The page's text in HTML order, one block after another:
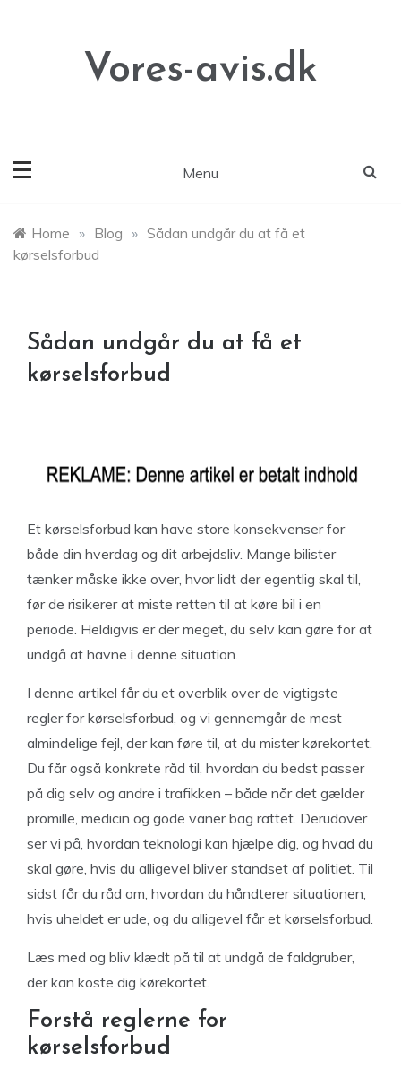
Vores-avis.dk
Menu
Home » Blog » Sådan undgår du at få et
kørselsforbud
Sådan undgår du at få et
kørselsforbud
Et kørselsforbud kan have store konsekvenser for
både din hverdag og dit arbejdsliv. Mange bilister
tænker måske ikke over, hvor lidt der egentlig skal til,
før de risikerer at miste retten til at køre bil i en
periode. Heldigvis er der meget, du selv kan gøre for at
undgå at havne i denne situation.
I denne artikel får du et overblik over de vigtigste
regler for kørselsforbud, og vi gennemgår de mest
almindelige fejl, der kan føre til, at du mister kørekortet.
Du får også konkrete råd til, hvordan du bedst passer
på dig selv og andre i trafikken – både når det gælder
promille, medicin og gode vaner bag rattet. Derudover
ser vi på, hvordan teknologi kan hjælpe dig, og hvad du
skal gøre, hvis du alligevel bliver standset af politiet. Til
sidst får du råd om, hvordan du håndterer situationen,
hvis uheldet er ude, og du alligevel får et kørselsforbud.
Læs med og bliv klædt på til at undgå de faldgruber,
der kan koste dig kørekortet.
Forstå reglerne for
kørselsforbud